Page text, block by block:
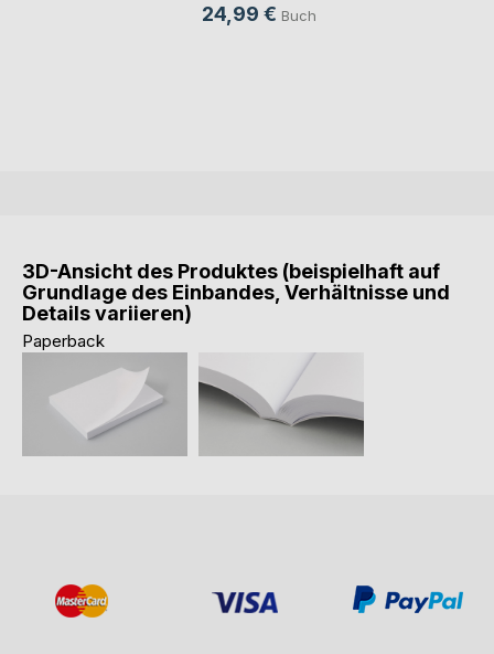
24,99 € Buch
3D-Ansicht des Produktes (beispielhaft auf
Grundlage des Einbandes, Verhältnisse und
Details variieren)
Paperback